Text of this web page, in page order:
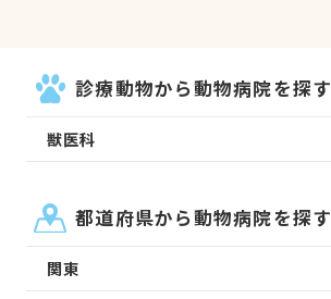
診療動物から動物病院を探す
獣医科
都道府県から動物病院を探す
関東